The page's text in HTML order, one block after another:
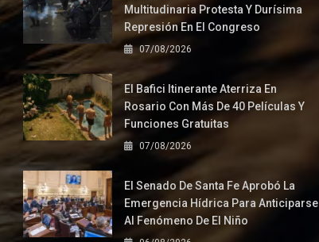
Multitudinaria Protesta Y Durísima
Represión En El Congreso
07/08/2026
El Bafici Itinerante Aterriza En
Rosario Con Más De 40 Películas Y
Funciones Gratuitas
07/08/2026
El Senado De Santa Fe Aprobó La
Emergencia Hídrica Para Anticiparse
Al Fenómeno De El Niño